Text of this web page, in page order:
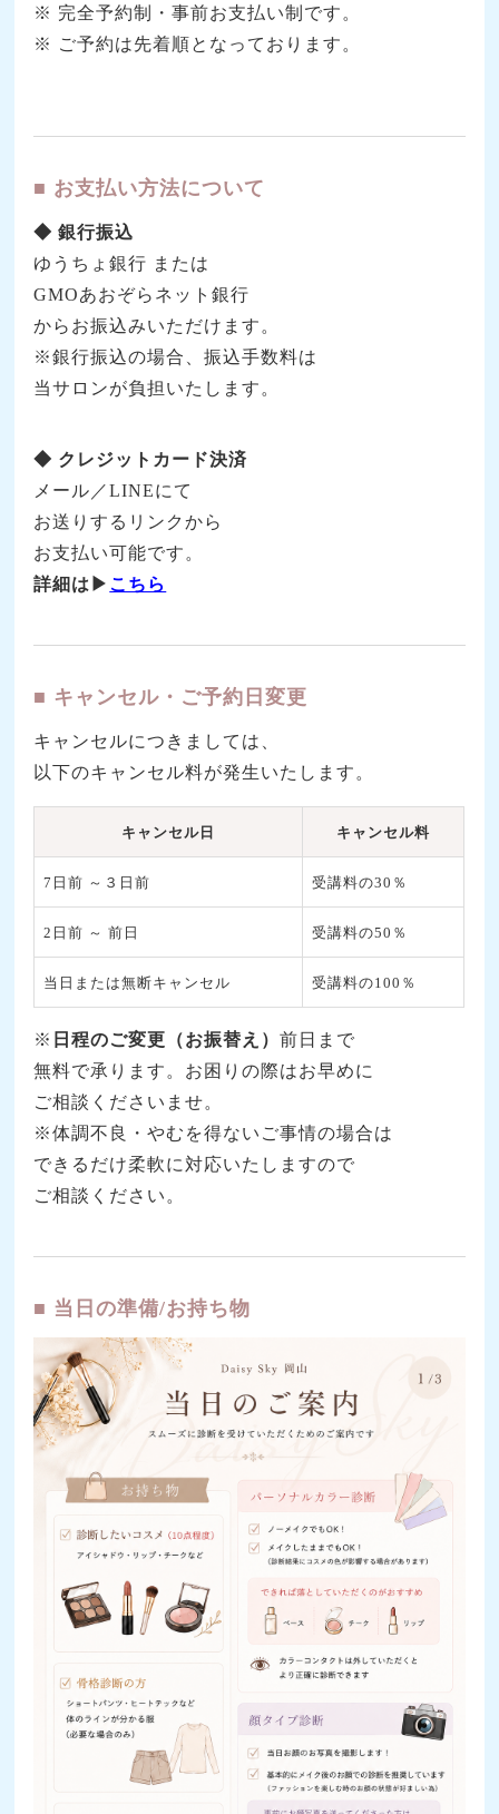
※ 完全予約制・事前お支払い制です。
※ ご予約は先着順となっております。
■ お支払い方法について
◆ 銀行振込
ゆうちょ銀行 または
GMOあおぞらネット銀行
からお振込みいただけます。
※銀行振込の場合、振込手数料は
当サロンが負担いたします。
◆ クレジットカード決済
メール／LINEにて
お送りするリンクから
お支払い可能です。
詳細は▶ こちら
■ キャンセル・ご予約日変更
キャンセルにつきましては、
以下のキャンセル料が発生いたします。
キャンセル日 キャンセル料
7日前 ～３日前 受講料の30％
2日前 ～ 前日 受講料の50％
当日または無断キャンセル 受講料の100％
※ 日程のご変更（お振替え）前日まで
無料で承ります。お困りの際はお早めに
ご相談くださいませ。
※体調不良・やむを得ないご事情の場合は
できるだけ柔軟に対応いたしますので
ご相談ください。
■ 当日の準備/お持ち物